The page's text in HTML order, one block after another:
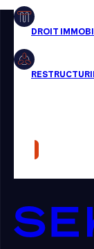
Restructuring
Presse